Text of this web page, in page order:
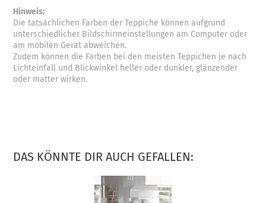
Hinweis:
Die tatsächlichen Farben der Teppiche können aufgrund
unterschiedlicher Bildschirmeinstellungen am Computer oder
am mobilen Gerät abweichen.
Zudem können die Farben bei den meisten Teppichen je nach
Lichteinfall und Blickwinkel heller oder dunkler, glänzender
oder matter wirken.
DAS KÖNNTE DIR AUCH GEFALLEN: